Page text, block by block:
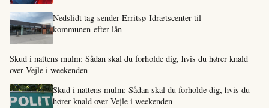
Nedslidt tag sender Erritsø Idrætscenter til
kommunen efter lån
Skud i nattens mulm: Sådan skal du forholde dig, hvis du hører knald
over Vejle i weekenden
Skud i nattens mulm: Sådan skal du forholde dig, hvis du
hører knald over Vejle i weekenden